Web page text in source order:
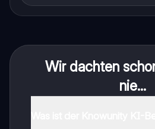
Wir dachten
nie...